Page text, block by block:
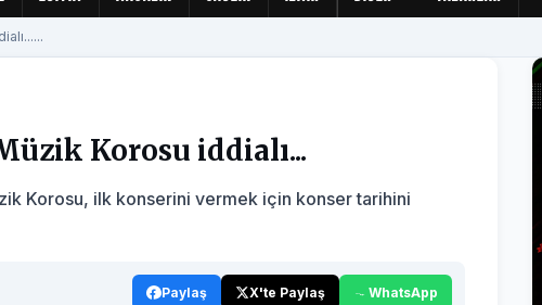
Korosu iddialı...
Korosu, ilk konserini vermek için konser tarihini
Paylaş X'te Paylaş WhatsApp